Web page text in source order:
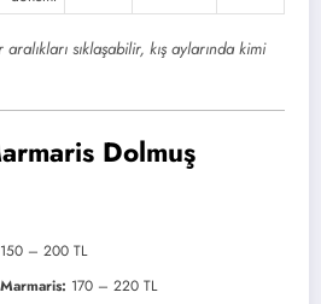
sıklaşabilir, kış aylarında kimi
Dolmuş
150 – 200 TL
170 – 220 TL